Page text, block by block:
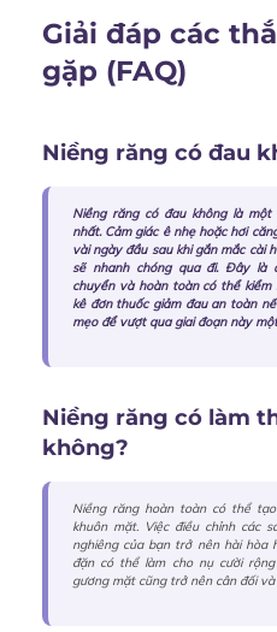
Giải đáp các
gặp (FAQ)
Niềng răng có đau
Niềng răng có đau khônglà một
nhất. Cảm giác ê nhẹ hoặc hơi
vài ngày đầu sau khi gắn mắc cài
sẽ nhanh chóng qua đi. Đây là
chuyển và hoàn toàn có thể kiểm
kê đơn thuốc giảm đau an toàn
mẹo để vượt qua giai đoạn này
Niềng răng có làm
không?
Niềng răng hoàn toàn có thể
khuôn mặt. Việc điều chỉnh các
nghiêng của bạn trở nên hài hòa
đặn có thể làm cho nụ cười
gương mặt cũng trở nên cân đối